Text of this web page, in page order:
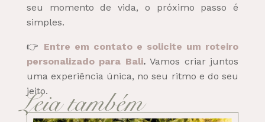
seu momento de vida, o próximo passo é
simples.
👉 Entre em contato e solicite um roteiro
personalizado para Bali. Vamos criar juntos
uma experiência única, no seu ritmo e do seu
jeito.
Leia também